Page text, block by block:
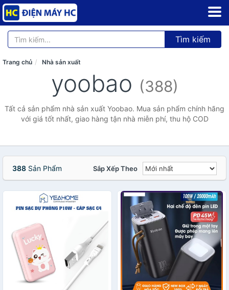
Tìm kiếm
Trang chủ Nhà sản xuất
yoobao (388)
Tất cả sản phẩm nhà sản xuất Yoobao. Mua sản phẩm chính hãng
với giá tốt nhất, giao hàng tận nhà miễn phí, thu hộ COD
388 Sản Phẩm Sắp Xếp Theo